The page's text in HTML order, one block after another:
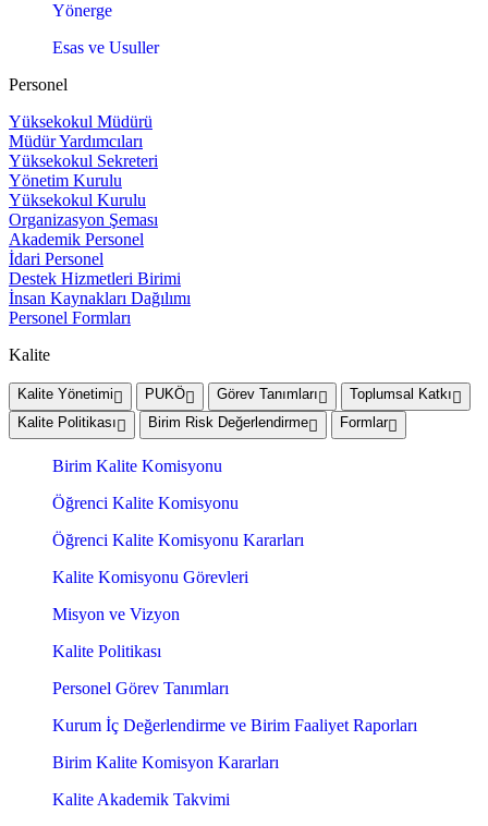
Yönerge
Esas ve Usuller
Personel
Yüksekokul Müdürü
Müdür Yardımcıları
Yüksekokul Sekreteri
Yönetim Kurulu
Yüksekokul Kurulu
Organizasyon Şeması
Akademik Personel
İdari Personel
Destek Hizmetleri Birimi
İnsan Kaynakları Dağılımı
Personel Formları
Kalite
Kalite Yönetimi PUKÖ Görev Tanımları
Toplumsal Katkı
Kalite Politikası
Birim Risk Değerlendirme Formlar
Birim Kalite Komisyonu
Öğrenci Kalite Komisyonu
Öğrenci Kalite Komisyonu Kararları
Kalite Komisyonu Görevleri
Misyon ve Vizyon
Kalite Politikası
Personel Görev Tanımları
Kurum İç Değerlendirme ve Birim Faaliyet Raporları
Birim Kalite Komisyon Kararları
Kalite Akademik Takvimi